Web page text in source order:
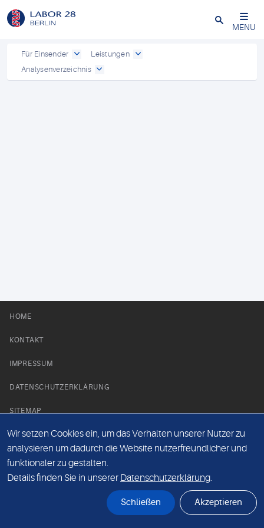
Schließen
MENU
Für Einsender
Leistungen
Analysenverzeichnis
HOME
KONTAKT
IMPRESSUM
DATENSCHUTZERKLÄRUNG
SITEMAP
NEWS PARTNER
Wir setzen Cookies ein, um das Verhalten unserer Nutzer zu
analysieren um dadurch die Website nutzerfreundlicher und
funktionaler zu gestalten.
Details finden Sie in unserer Datenschutzerklärung.
Schließen Akzeptieren